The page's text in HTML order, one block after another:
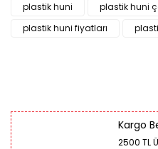
plastik huni
plastik huni
plastik huni fiyatları
Kargo
2500 TL